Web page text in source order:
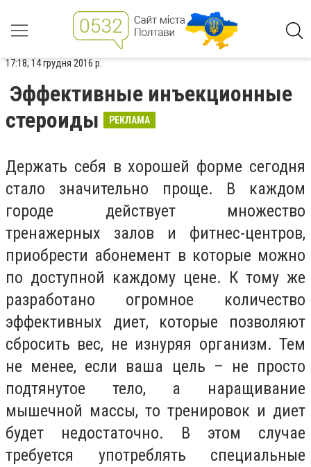
17:18, 14 грудня 2016 р.
Эффективные инъекционные
стероиды
РЕКЛАМА
Держать себя в хорошей форме сегодня
стало значительно проще. В каждом
городе действует множество
тренажерных залов и фитнес-центров,
приобрести абонемент в которые можно
по доступной каждому цене. К тому же
разработано огромное количество
эффективных диет, которые позволяют
сбросить вес, не изнуряя организм. Тем
не менее, если ваша цель – не просто
подтянутое тело, а наращивание
мышечной массы, то тренировок и диет
будет недостаточно. В этом случае
требуется употреблять специальные